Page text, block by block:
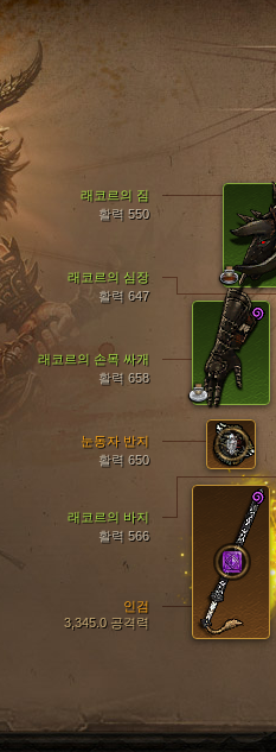
래코르의 심장
활력 647
래코르의 손목 싸개
활력 658
래코르의 짐
활력 550
래코르의 바지
활력 566
인검
3,345.0 공격력
눈동자 반지
활력 650